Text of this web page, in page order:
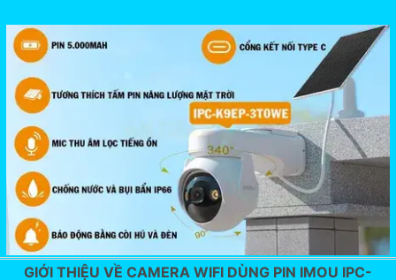
GIỚI THIỆU VỀ CAMERA WIFI DÙNG PIN IMOU IPC-